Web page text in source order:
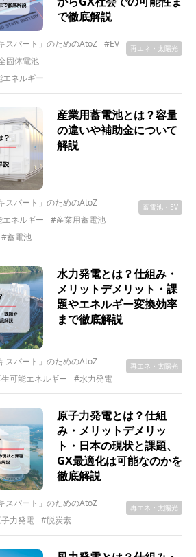
で徹底解説
スパート」のためのAtoZ
#EV
固体電池
ネルギー
再エネ・太陽光
産業用蓄電池とは？容量
の違いや補助金について
解説
スパート」のためのAtoZ
ネルギー
#産業用蓄電池
#蓄電池
蓄電池・EV
水力発電とは？仕組み・
メリットデメリット・課
題やエネルギー変換効率
まで徹底解説
スパート」のためのAtoZ
可能エネルギー #水力発電
再エネ・太陽光
原子力発電とは？仕組
み・メリットデメリッ
ト・日本の現状と課題、
GX最適化は可能なのかを
徹底解説
スパート」のためのAtoZ
力発電 #脱炭素
再エネ・太陽光